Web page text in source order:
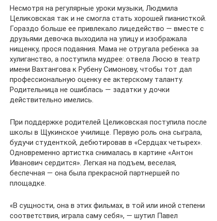
Несмотря на регулярные уроки музыки, Людмила
Целиковская так и не смогла стать хорошей пианисткой.
Гораздо больше ее привлекало лицедейство — вместе с
друзьями девочка выходила на улицу и изображала
нищенку, прося подаяния. Мама не отругала ребенка за
хулиганство, а поступила мудрее: отвела Люсю в театр
имени Вахтангова к Рубену Симонову, чтобы тот дал
профессиональную оценку ее актерскому таланту.
Родительница не ошиблась — задатки у дочки
действительно имелись.
При поддержке родителей Целиковская поступила после
школы в Щукинское училище. Первую роль она сыграла,
будучи студенткой, дебютировав в «Сердцах четырех».
Одновременно артистка снималась в картине «Антон
Иванович сердится». Легкая на подъем, веселая,
беспечная — она была прекрасной партнершей по
площадке.
«В сущности, она в этих фильмах, в той или иной степени
соответствия, играла саму себя», — шутил Павел